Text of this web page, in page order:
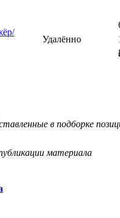
Удалённо
в подборке
материала